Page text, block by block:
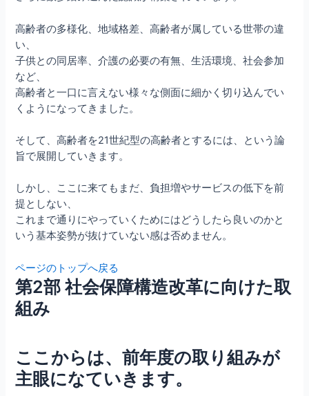
高齢者の多様化、地域格差、高齢者が属している世帯の違
い、
子供との同居率、介護の必要の有無、生活環境、社会参加
など、
高齢者と一口に言えない様々な側面に細かく切り込んでい
くようになってきました。
そして、高齢者を21世紀型の高齢者とするには、という論
旨で展開していきます。
しかし、ここに来てもまだ、負担増やサービスの低下を前
提としない、
これまで通りにやっていくためにはどうしたら良いのかと
いう基本姿勢が抜けていない感は否めません。
ページのトップへ戻る
第2部 社会保障構造改革に向けた取
組み
ここからは、前年度の取り組みが
主眼になていきます。